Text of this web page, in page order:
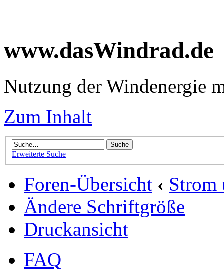
www.dasWindrad.de
Nutzung der Windenergie
Zum Inhalt
Erweiterte Suche
Foren-Übersicht ‹ Strom
Ändere Schriftgröße
Druckansicht
FAQ